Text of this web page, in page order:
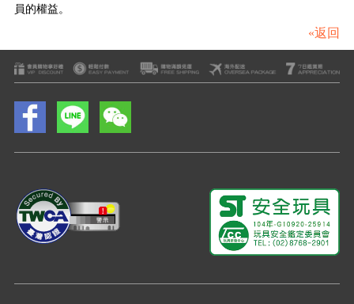
員的權益。
«返回